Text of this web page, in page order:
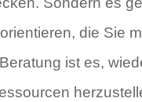
die Sie
ist es,